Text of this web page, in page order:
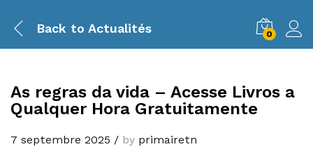
Back to Actualités 0
As regras da vida – Acesse Livros a
Qualquer Hora Gratuitamente
7 septembre 2025 / by primairetn